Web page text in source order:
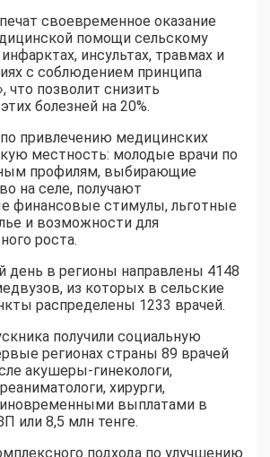
своевременное оказание
помощи сельскому
инсультах, травмах и
с соблюдением принципа
что позволит снизить
болезней на 20%.
привлечению медицинских
местность: молодые врачи по
профилям, выбирающие
на селе, получают
финансовые стимулы, льготные
и возможности для
роста.
день в регионы направлены 4148
из которых в сельские
распределены 1233 врачей.
получили социальную
регионах страны 89 врачей
акушеры-гинекологи,
хирурги,
выплатами в
или 8,5 млн тенге.
подхода по улучшению